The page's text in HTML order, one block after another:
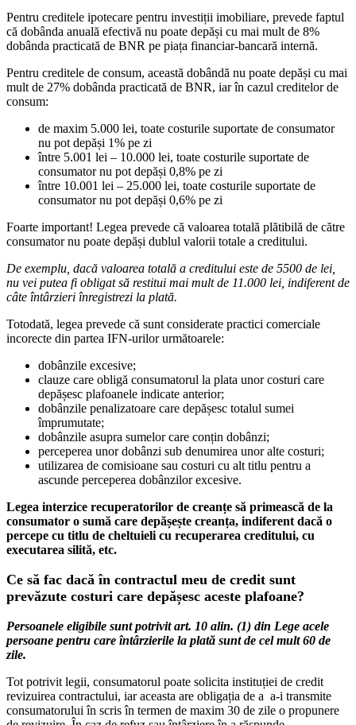
Pentru creditele ipotecare pentru investiții imobiliare, prevede faptul
că dobânda anuală efectivă nu poate depăși cu mai mult de 8%
dobânda practicată de BNR pe piața financiar-bancară internă.
Pentru creditele de consum, această dobândă nu poate depăși cu mai
mult de 27% dobânda practicată de BNR, iar în cazul creditelor de
consum:
de maxim 5.000 lei, toate costurile suportate de consumator
nu pot depăși 1% pe zi
între 5.001 lei – 10.000 lei, toate costurile suportate de
consumator nu pot depăși 0,8% pe zi
între 10.001 lei – 25.000 lei, toate costurile suportate de
consumator nu pot depăși 0,6% pe zi
Foarte important! Legea prevede că valoarea totală plătibilă de către
consumator nu poate depăși dublul valorii totale a creditului.
De exemplu, dacă valoarea totală a creditului este de 5500 de lei,
nu vei putea fi obligat să restitui mai mult de 11.000 lei, indiferent de
câte întârzieri înregistrezi la plată.
Totodată, legea prevede că sunt considerate practici comerciale
incorecte din partea IFN-urilor următoarele:
dobânzile excesive;
clauze care obligă consumatorul la plata unor costuri care
depășesc plafoanele indicate anterior;
dobânzile penalizatoare care depășesc totalul sumei
împrumutate;
dobânzile asupra sumelor care conțin dobânzi;
perceperea unor dobânzi sub denumirea unor alte costuri;
utilizarea de comisioane sau costuri cu alt titlu pentru a
ascunde perceperea dobânzilor excesive.
Legea interzice recuperatorilor de creanțe să primească de la
consumator o sumă care depășește creanța, indiferent dacă o
percepe cu titlu de cheltuieli cu recuperarea creditului, cu
executarea silită, etc.
Ce să fac dacă în contractul meu de credit sunt
prevăzute costuri care depășesc aceste plafoane?
Persoanele eligibile sunt potrivit art. 10 alin. (1) din Lege acele
persoane pentru care întârzierile la plată sunt de cel mult 60 de
zile.
Tot potrivit legii, consumatorul poate solicita instituției de credit
revizuirea contractului, iar aceasta are obligația de a a-i transmite
consumatorului în scris în termen de maxim 30 de zile o propunere